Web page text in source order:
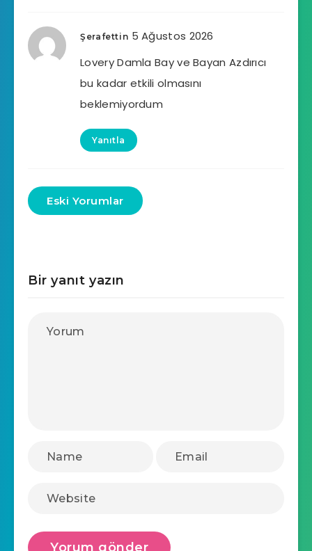
Şerafettin 5 Ağustos 2026
Lovery Damla Bay ve Bayan Azdırıcı
bu kadar etkili olmasını
beklemiyordum
Yanıtla
Eski Yorumlar
Bir yanıt yazın